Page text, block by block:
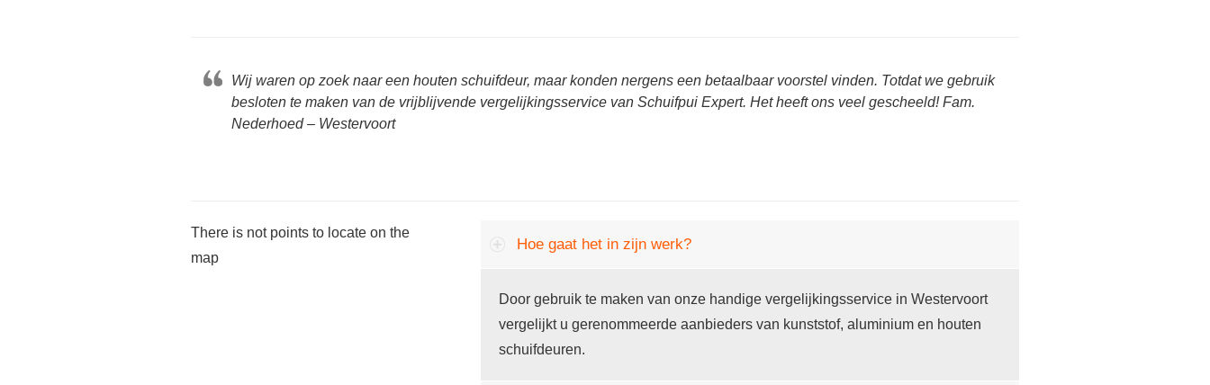
Wij waren op zoek naar een houten schuifdeur, maar konden nergens een betaalbaar voorstel vinden. Totdat we gebruik
besloten te maken van de vrijblijvende vergelijkingsservice van Schuifpui Expert. Het heeft ons veel gescheeld! Fam.
Nederhoed – Westervoort
There is not points to locate on the
map
Hoe gaat het in zijn werk?
Door gebruik te maken van onze handige vergelijkingsservice in Westervoort
vergelijkt u gerenommeerde aanbieders van kunststof, aluminium en houten
schuifdeuren.